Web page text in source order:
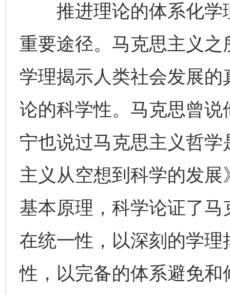
推进理论的体系化学
重要途径。马克思主义
学理揭示人类社会发展
论的科学性。马克思曾
宁也说过马克思主义哲
主义从空想到科学的发
基本原理，科学论证了
在统一性，以深刻的学
性，以完备的体系避免